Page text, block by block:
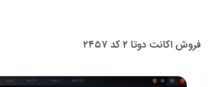
فروش اکانت دوتا ۲ کد ۲۴۵۷